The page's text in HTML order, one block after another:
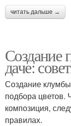
читать дальше →
Создание
даче:
Создание
подбора цветов.
композиция,
правилах.